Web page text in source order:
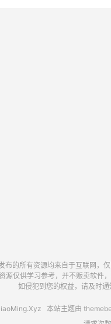
布的所有资源均来自于互联网，
源仅供学习参考，并不贩卖软件
如侵犯到您的权益，请及时
本站主题由